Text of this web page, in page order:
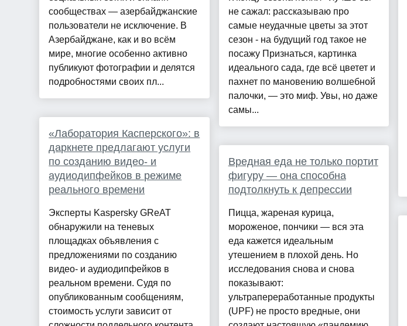
сообществах — азербайджанские
пользователи не исключение. В
Азербайджане, как и во всём
мире, многие особенно активно
публикуют фотографии и делятся
подробностями своих пл...
«Лаборатория Касперского»: в
даркнете предлагают услуги
по созданию видео- и
аудиодипфейков в режиме
реального времени
Эксперты Kaspersky GReAT
обнаружили на теневых
площадках объявления с
предложениями по созданию
видео- и аудиодипфейков в
реальном времени. Судя по
опубликованным сообщениям,
стоимость услуги зависит от
не сажал: рассказываю про
самые неудачные цветы за этот
сезон - на будущий год такое не
посажу Признаться, картинка
идеального сада, где всё цветет и
пахнет по мановению волшебной
палочки, — это миф. Увы, но даже
самы...
Вредная еда не только портит
фигуру — она способна
подтолкнуть к депрессии
Пицца, жареная курица,
мороженое, пончики — вся эта
еда кажется идеальным
утешением в плохой день. Но
исследования снова и снова
показывают:
ультрапереработанные продукты
(UPF) не просто вредные, они